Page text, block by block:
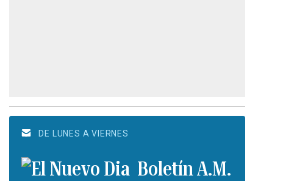
DE LUNES A VIERNES
Boletín A.M.